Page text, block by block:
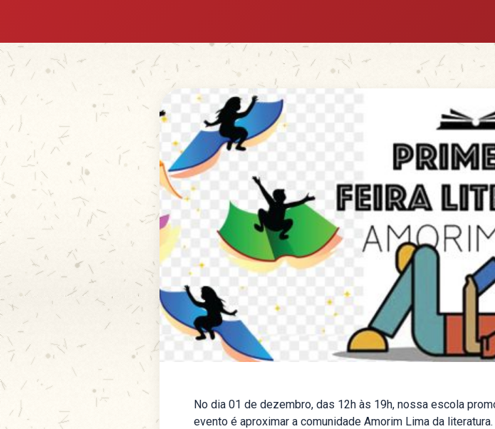
No dia 01 de dezembro, das 12h às 19h, nossa escola
evento é aproximar a comunidade Amorim Lima da literatura.